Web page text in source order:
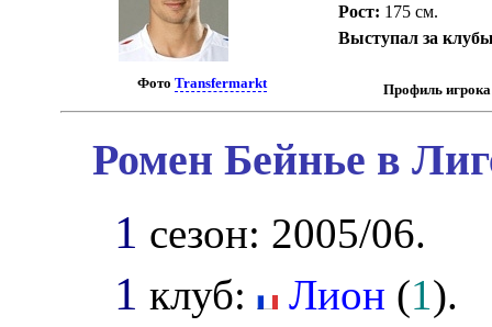
ФотоTransfermarkt
Рост: 175 см.
Выступал за
Профиль
Ромен Бейнье в
1 сезон: 2005/06.
1 клуб: Лион (1).